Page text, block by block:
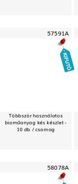
57591A
Többször használatos
bioműanyag kés készlet -
10 db / csomag
58078A